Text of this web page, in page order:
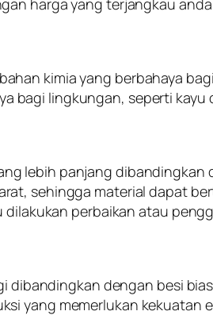
kimia yang berbahaya
bagi lingkungan, seperti kayu
lebih panjang
sehingga material dapat
perbaikan atau
dibandingkan dengan besi
yang memerlukan